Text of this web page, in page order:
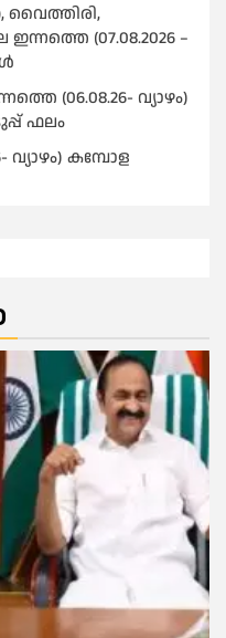
വൈത്തിരി,
(07.08.2026 –
(06.08.26- വ്യാഴം)
ഫലം
വ്യാഴം) കമ്പോള